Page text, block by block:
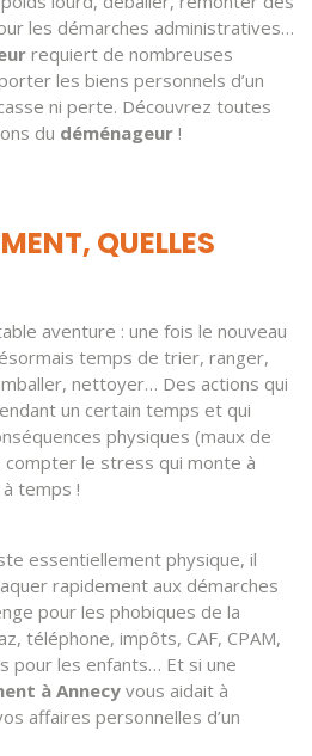
les démarches administratives…
requiert de nombreuses
les biens personnels d’un
ni perte. Découvrez toutes
du déménageur !
QUELLES
aventure : une fois le nouveau
temps de trier, ranger,
nettoyer… Des actions qui
un certain temps et qui
physiques (maux de
compter le stress qui monte à
temps !
essentiellement physique, il
rapidement aux démarches
pour les phobiques de la
téléphone, impôts, CAF, CPAM,
pour les enfants… Et si une
à Annecy vous aidait à
affaires personnelles d’un